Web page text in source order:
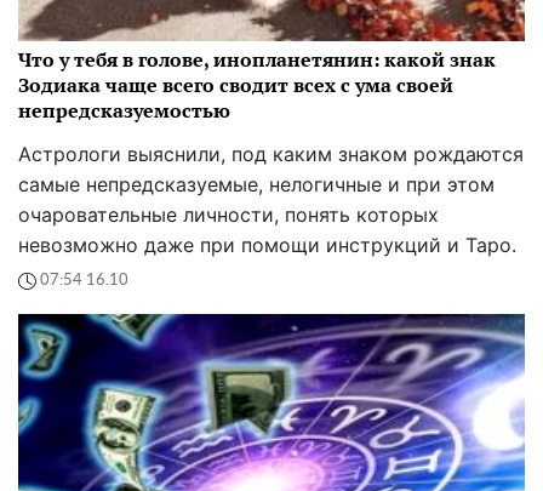
Что у тебя в голове, инопланетянин: какой знак
Зодиака чаще всего сводит всех с ума своей
непредсказуемостью
Астрологи выяснили, под каким знаком рождаются
самые непредсказуемые, нелогичные и при этом
очаровательные личности, понять которых
невозможно даже при помощи инструкций и Таро.
07:54 16.10